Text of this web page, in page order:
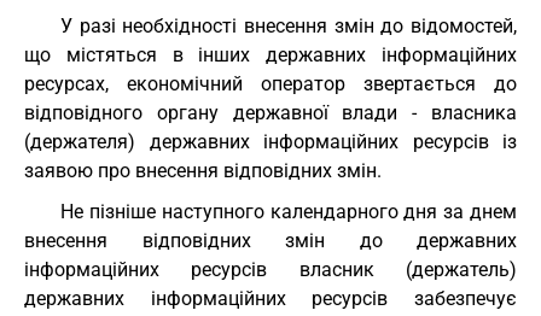
У разі необхідності внесення змін до відомостей,
що містяться в інших державних інформаційних
ресурсах, економічний оператор звертається до
відповідного органу державної влади - власника
(держателя) державних інформаційних ресурсів із
заявою про внесення відповідних змін.
Не пізніше наступного календарного дня за днем
внесення відповідних змін до державних
інформаційних ресурсів власник (держатель)
державних інформаційних ресурсів забезпечує